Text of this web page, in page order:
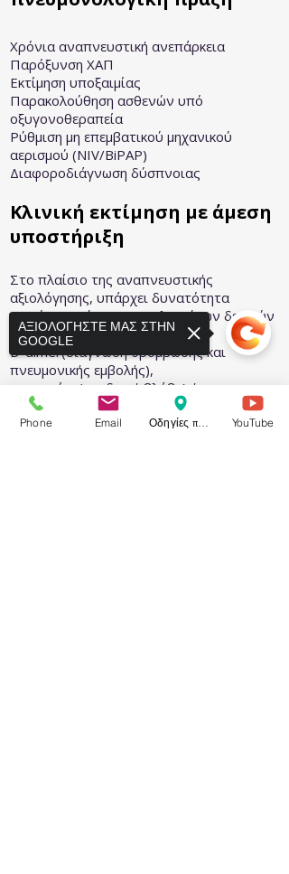
Χρόνια αναπνευστική ανεπάρκεια
Παρόξυνση ΧΑΠ
Εκτίμηση υποξαιμίας
Παρακολούθηση ασθενών υπό
οξυγονοθεραπεία
Ρύθμιση μη επεμβατικού μηχανικού
αερισμού (NIV/BiPAP)
Διαφοροδιάγνωση δύσπνοιας
Κλινική εκτίμηση με άμεση
υποστήριξη
Στο πλαίσιο της αναπνευστικής
αξιολόγησης, υπάρχει δυνατότητα
επιτόπιας μέτρησης επιλεγμένων δεικτών
(point-of-care), όπως
D-dimer(διάγνωση θρόμβωσης και
πνευμονικής εμβολής),
τροπονίνη(καρδιακή βλάβη) ή
BNP(καρδιακή ανεπάρκεια), CRP(οξεία ή
χρόνια φλεγμονή) όταν αυτό κρίνεται
Phone Email Οδηγίες προς το ιατρείο YouTube
ΑΞΙΟΛΟΓΗΣΤΕ ΜΑΣ ΣΤΗΝ
GOOGLE